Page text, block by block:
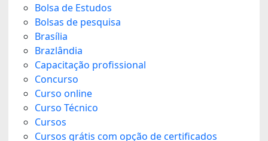
Bolsa de Estudos
Bolsas de pesquisa
Brasília
Brazlândia
Capacitação profissional
Concurso
Curso online
Curso Técnico
Cursos
Cursos grátis com opção de certificados